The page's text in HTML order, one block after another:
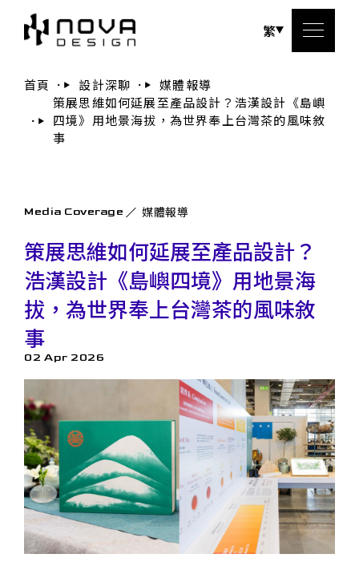
繁
首頁 設計深聊
媒體報導
策展思維如何延展至產品設計？浩漢設計《島嶼
四境》用地景海拔，為世界奉上台灣茶的風味敘
事
Media Coverage 媒體報導
策展思維如何延展至產品設計？
浩漢設計《島嶼四境》用地景海
拔，為世界奉上台灣茶的風味敘
事
02 Apr 2026